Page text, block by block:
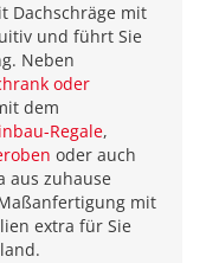
Dachschräge mit
und führt Sie
Neben
oder
dem
Regale,
oder auch
aus zuhause
mit
extra für Sie